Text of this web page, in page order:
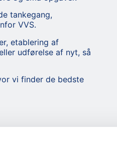
tankegang,
VVS.
etablering af
udførelse af nyt, så
vi finder de bedste